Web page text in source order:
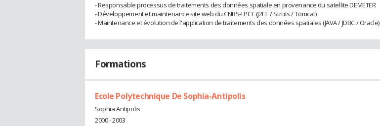
- Responsable processus de traitements des données spatiale en provenance du satellite DEMETER
- Développement et maintenance site web du CNRS-LPCE (J2EE / Struts / Tomcat)
- Maintenance et évolution de l'application de traitements des données spatiales (JAVA / JDBC / Oracle)
Formations
Ecole Polytechnique De Sophia-Antipolis
Sophia Antipolis
2000 - 2003